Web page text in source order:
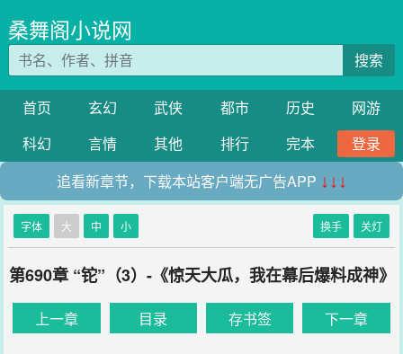
桑舞阁小说网
搜索
首页 玄幻 武侠 都市 历史
网游
科幻
言情 其他 排行 完本
登录
追看新章节，下载本站客户端无广告APP ↓↓↓
字体 大 中 小 换手 关灯
第690章 “铊”（3）-《惊天大瓜，我在幕后爆料成神》
上一章 目录 存书签 下一章